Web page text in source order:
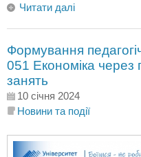
Читати далі
Формування
051 Економіка через
занять
10 січня 2024
Новини та події